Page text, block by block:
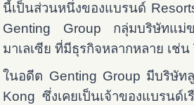
นี้เป็นส่วนหนึ่งของแบรนด์
Genting Group กลุ่มบริษัทแม่ข
มาเลเซีย ที่มีธุรกิจหลากหลาย เช่
ในอดีต Genting Group มีบริษัท
Kong ซึ่งเคยเป็นเจ้าของแบรนด์